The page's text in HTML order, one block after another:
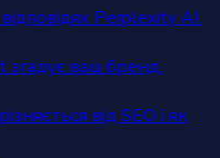
Perplexity AI.
згадує ваш бренд.
від SEO і як